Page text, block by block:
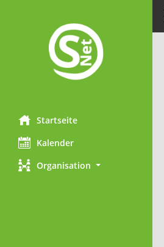
Startseite
Kalender
Organisation